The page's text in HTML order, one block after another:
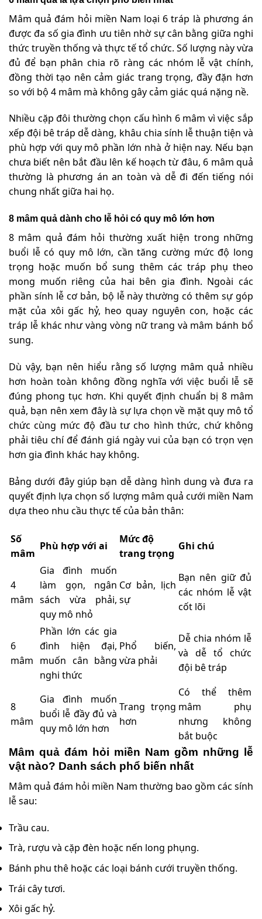
Mâm quả đám hỏi miền Nam loại 6 tráp là phương án
được đa số gia đình ưu tiên nhờ sự cân bằng giữa nghi
thức truyền thống và thực tế tổ chức. Số lượng này vừa
đủ để bạn phân chia rõ ràng các nhóm lễ vật chính,
đồng thời tạo nên cảm giác trang trọng, đầy đặn hơn
so với bộ 4 mâm mà không gây cảm giác quá nặng nề.
Nhiều cặp đôi thường chọn cấu hình 6 mâm vì việc sắp
xếp đội bê tráp dễ dàng, khâu chia sính lễ thuận tiện và
phù hợp với quy mô phần lớn nhà ở hiện nay. Nếu bạn
chưa biết nên bắt đầu lên kế hoạch từ đâu, 6 mâm quả
thường là phương án an toàn và dễ đi đến tiếng nói
chung nhất giữa hai họ.
8 mâm quả dành cho lễ hỏi có quy mô lớn hơn
8 mâm quả đám hỏi thường xuất hiện trong những
buổi lễ có quy mô lớn, cần tăng cường mức độ long
trọng hoặc muốn bổ sung thêm các tráp phụ theo
mong muốn riêng của hai bên gia đình. Ngoài các
phần sính lễ cơ bản, bộ lễ này thường có thêm sự góp
mặt của xôi gấc hỷ, heo quay nguyên con, hoặc các
tráp lễ khác như vàng vòng nữ trang và mâm bánh bổ
sung.
Dù vậy, bạn nên hiểu rằng số lượng mâm quả nhiều
hơn hoàn toàn không đồng nghĩa với việc buổi lễ sẽ
đúng phong tục hơn. Khi quyết định chuẩn bị 8 mâm
quả, bạn nên xem đây là sự lựa chọn về mặt quy mô tổ
chức cùng mức độ đầu tư cho hình thức, chứ không
phải tiêu chí để đánh giá ngày vui của bạn có trọn vẹn
hơn gia đình khác hay không.
Bảng dưới đây giúp bạn dễ dàng hình dung và đưa ra
quyết định lựa chọn số lượng mâm quả cưới miền Nam
dựa theo nhu cầu thực tế của bản thân:
Số
mâm
Phù hợp với ai
Mức độ
trang trọng
Ghi chú
4
mâm
Gia đình muốn
làm gọn, ngân
sách vừa phải,
quy mô nhỏ
Cơ bản, lịch
sự
Bạn nên giữ đủ
các nhóm lễ vật
cốt lõi
6
mâm
Phần lớn các gia
đình hiện đại,
muốn cân bằng
nghi thức
Phổ biến,
vừa phải
Dễ chia nhóm lễ
và dễ tổ chức
đội bê tráp
8
mâm
Gia đình muốn
buổi lễ đầy đủ và
quy mô lớn hơn
Trang trọng
hơn
Có thể thêm
mâm phụ
nhưng không
bắt buộc
Mâm quả đám hỏi miền Nam gồm những lễ
vật nào? Danh sách phổ biến nhất
Mâm quả đám hỏi miền Nam thường bao gồm các sính
lễ sau:
Trầu cau.
Trà, rượu và cặp đèn hoặc nến long phụng.
Bánh phu thê hoặc các loại bánh cưới truyền thống.
Trái cây tươi.
Xôi gấc hỷ.